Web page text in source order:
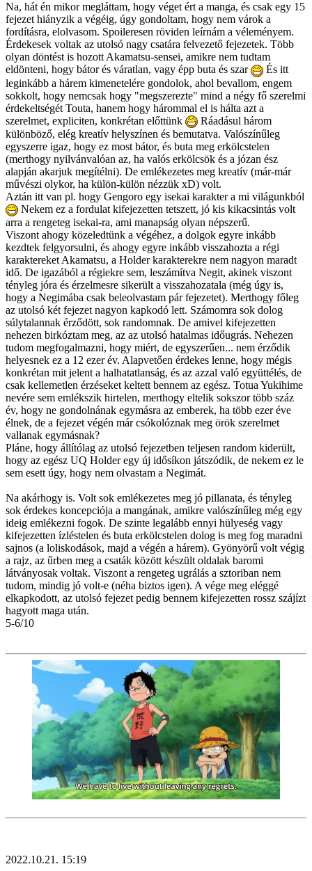
Na, hát én mikor megláttam, hogy véget ért a manga, és csak egy 15
fejezet hiányzik a végéig, úgy gondoltam, hogy nem várok a
fordításra, elolvasom. Spoileresen röviden leírnám a véleményem.
Érdekesek voltak az utolsó nagy csatára felvezető fejezetek. Több
olyan döntést is hozott Akamatsu-sensei, amikre nem tudtam
eldönteni, hogy bátor és váratlan, vagy épp buta és szar
És itt
leginkább a hárem kimenetelére gondolok, ahol bevallom, engem
sokkolt, hogy nemcsak hogy "megszerezte" mind a négy fő szerelmi
érdekeltségét Touta, hanem hogy hárommal el is hálta azt a
szerelmet, expliciten, konkrétan előttünk
Ráadásul három
különböző, elég kreatív helyszínen és bemutatva. Valószínűleg
egyszerre igaz, hogy ez most bátor, és buta meg erkölcstelen
(merthogy nyilvánvalóan az, ha valós erkölcsök és a józan ész
alapján akarjuk megítélni). De emlékezetes meg kreatív (már-már
művészi olykor, ha külön-külön nézzük xD) volt.
Aztán itt van pl. hogy Gengoro egy isekai karakter a mi világunkból
Nekem ez a fordulat kifejezetten tetszett, jó kis kikacsintás volt
arra a rengeteg isekai-ra, ami manapság olyan népszerű.
Viszont ahogy közeledtünk a végéhez, a dolgok egyre inkább
kezdtek felgyorsulni, és ahogy egyre inkább visszahozta a régi
karaktereket Akamatsu, a Holder karakterekre nem nagyon maradt
idő. De igazából a régiekre sem, leszámítva Negit, akinek viszont
tényleg jóra és érzelmesre sikerült a visszahozatala (még úgy is,
hogy a Negimába csak beleolvastam pár fejezetet). Merthogy főleg
az utolsó két fejezet nagyon kapkodó lett. Számomra sok dolog
súlytalannak érződött, sok randomnak. De amivel kifejezetten
nehezen birkóztam meg, az az utolsó hatalmas időugrás. Nehezen
tudom megfogalmazni, hogy miért, de egyszerűen... nem érződik
helyesnek ez a 12 ezer év. Alapvetően érdekes lenne, hogy mégis
konkrétan mit jelent a halhatatlanság, és az azzal való együttélés, de
csak kellemetlen érzéseket keltett bennem az egész. Totua Yukihime
nevére sem emlékszik hirtelen, merthogy eltelik sokszor több száz
év, hogy ne gondolnának egymásra az emberek, ha több ezer éve
élnek, de a fejezet végén már csókolóznak meg örök szerelmet
vallanak egymásnak?
Pláne, hogy állítólag az utolsó fejezetben teljesen random kiderült,
hogy az egész UQ Holder egy új idősíkon játszódik, de nekem ez le
sem esett úgy, hogy nem olvastam a Negimát.
Na akárhogy is. Volt sok emlékezetes meg jó pillanata, és tényleg
sok érdekes koncepciója a mangának, amikre valószínűleg még egy
ideig emlékezni fogok. De szinte legalább ennyi hülyeség vagy
kifejezetten ízléstelen és buta erkölcstelen dolog is meg fog maradni
sajnos (a loliskodások, majd a végén a hárem). Gyönyörű volt végig
a rajz, az űrben meg a csaták között készült oldalak baromi
látványosak voltak. Viszont a rengeteg ugrálás a sztoriban nem
tudom, mindig jó volt-e (néha biztos igen). A vége meg eléggé
elkapkodott, az utolsó fejezet pedig bennem kifejezetten rossz szájízt
hagyott maga után.
5-6/10
2022.10.21. 15:19